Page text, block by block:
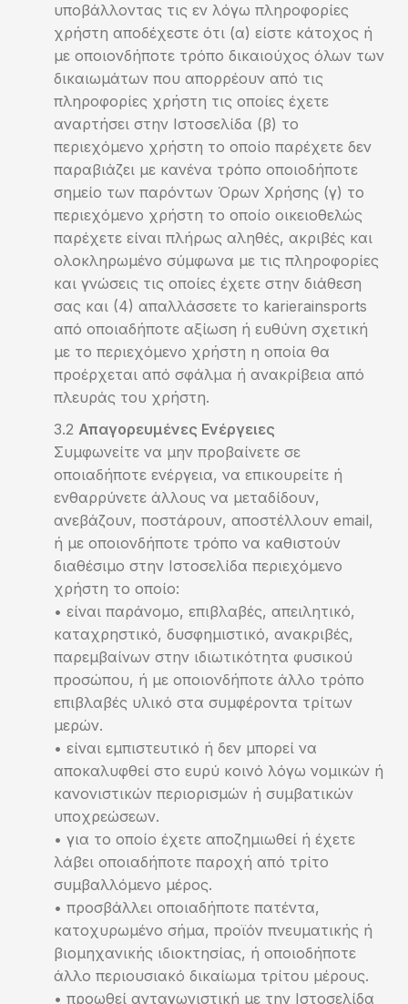
υποβάλλοντας τις εν λόγω πληροφορίες
χρήστη αποδέχεστε ότι (α) είστε κάτοχος ή
με οποιονδήποτε τρόπο δικαιούχος όλων των
δικαιωμάτων που απορρέουν από τις
πληροφορίες χρήστη τις οποίες έχετε
αναρτήσει στην Ιστοσελίδα (β) το
περιεχόμενο χρήστη το οποίο παρέχετε δεν
παραβιάζει με κανένα τρόπο οποιοδήποτε
σημείο των παρόντων Όρων Χρήσης (γ) το
περιεχόμενο χρήστη το οποίο οικειοθελώς
παρέχετε είναι πλήρως αληθές, ακριβές και
ολοκληρωμένο σύμφωνα με τις πληροφορίες
και γνώσεις τις οποίες έχετε στην διάθεση
σας και (4) απαλλάσσετε το karierainsports
από οποιαδήποτε αξίωση ή ευθύνη σχετική
με το περιεχόμενο χρήστη η οποία θα
προέρχεται από σφάλμα ή ανακρίβεια από
πλευράς του χρήστη.
Απαγορευμένες Ενέργειες
Συμφωνείτε να μην προβαίνετε σε
οποιαδήποτε ενέργεια, να επικουρείτε ή
ενθαρρύνετε άλλους να μεταδίδουν,
ανεβάζουν, ποστάρουν, αποστέλλουν email,
ή με οποιονδήποτε τρόπο να καθιστούν
διαθέσιμο στην Ιστοσελίδα περιεχόμενο
χρήστη το οποίο:
• είναι παράνομο, επιβλαβές, απειλητικό,
καταχρηστικό, δυσφημιστικό, ανακριβές,
παρεμβαίνων στην ιδιωτικότητα φυσικού
προσώπου, ή με οποιονδήποτε άλλο τρόπο
επιβλαβές υλικό στα συμφέροντα τρίτων
μερών.
• είναι εμπιστευτικό ή δεν μπορεί να
αποκαλυφθεί στο ευρύ κοινό λόγω νομικών ή
κανονιστικών περιορισμών ή συμβατικών
υποχρεώσεων.
• για το οποίο έχετε αποζημιωθεί ή έχετε
λάβει οποιαδήποτε παροχή από τρίτο
συμβαλλόμενο μέρος.
• προσβάλλει οποιαδήποτε πατέντα,
κατοχυρωμένο σήμα, προϊόν πνευματικής ή
βιομηχανικής ιδιοκτησίας, ή οποιοδήποτε
άλλο περιουσιακό δικαίωμα τρίτου μέρους.
• προωθεί ανταγωνιστική με την Ιστοσελίδα